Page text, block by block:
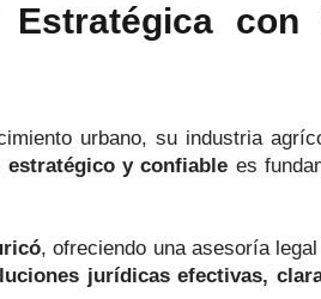
con
urbano, su industria
y confiable es
, ofreciendo una asesoría
jurídicas efectivas,